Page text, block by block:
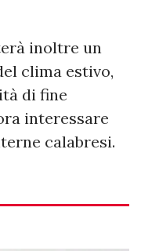
inoltre un
clima estivo,
di fine
interessare
calabresi.